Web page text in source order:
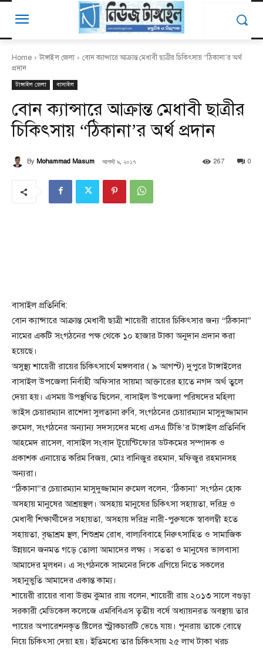
Home টাঙ্গাইল জেলা
বোন ক্যান্সারে আক্রান্ত মেধাবী ছাত্রীর চিকিৎসায় “ঠিকানা’র অর্থ
প্রদান
টাঙ্গাইল জেলা বাসাইল
বোন ক্যান্সারে আক্রান্ত মেধাবী ছাত্রীর
চিকিৎসায় “ঠিকানা’র অর্থ প্রদান
By Mohammad Masum আগস্ট ৯, ২০১৭ 0
267
বাসাইল প্রতিনিধি:
বোন ক্যান্সারে আক্রান্ত মেধাবী ছাত্রী শায়েরী রায়ের চিকিৎসার জন্য “ঠিকানা”
নামের একটি সংগঠনের পক্ষ থেকে ১০ হাজার টাকা অনুদান প্রদান করা
হয়েছে।
অসুস্থ্য শায়েরী রায়ের চিকিৎসার্থে মঙ্গলবার ( ৯ আগস্ট) দুপুরে টাঙ্গাইলের
বাসাইল উপজেলা নির্বাহী অফিসার সায়মা আক্তারের হাতে নগদ অর্থ তুলে
দেয়া হয়। এসময় উপস্থথিত ছিলেন, বাসাইল উপজেলা পরিষদের মহিলা
ভাইস চেয়ারম্যান রাশেদা সুলতানা রুবি, সংগঠনের চেয়ারম্যান মাসুদুজ্জামান
রুমেল, সংগঠনের অন্যান্য সদস্যদের মধ্যে এসএ টিভি’র টাঙ্গাইল প্রতিনিধি
আহমেদ রাসেল, বাসাইল সংবাদ টুয়েন্টিফোর ডটকমের সম্পাদক ও
প্রকাশক এনায়েত করিম বিজয়, মোঃ বানিজুর রহমান, মফিজুর রহমানসহ
অন্যরা।
“ঠিকানা”র চেয়ারম্যান মাসুদুজ্জামান রুমেল বলেন, ‘ঠিকানা’ সংগঠন হোক
অসহায় মানুষের আশ্রয়স্থল। অসহায় মানুষের চিকিৎসা সহায়তা, দরিদ্র ও
মেধাবী শিক্ষার্থীদের সহায়তা, অসহায় দরিদ্র নারী-পুরুষকে স্বাবলম্বী হতে
সহায়তা, বৃদ্ধাশ্রম স্থল, শিশুশ্রম রোধ, বাল্যবিবাহে নিরুৎসাহিত ও সামাজিক
উন্নয়নে জনমত গড়ে তোলা আমাদের লক্ষ্য । সততা ও মানুষের ভালবাসা
আমাদের মূলধন। এ সংগঠনকে সামনের দিকে এগিয়ে নিতে সকলের
সহানুভুতি আমাদের একান্ত কাম্য।
শায়েরী রায়ের বাবা উত্তম কুমার রায় বলেন, শায়েরী রায় ২০১৩ সালে বগুড়া
সরকারী মেডিকেল কলেজে এমবিবিএস তৃতীয় বর্ষে অধ্যায়নরত অবস্থায় তার
পায়ের অপারেশনকৃত ষ্টিলের স্ট্রাকচারটি ভেঙে যায়। পূনরায় তাকে বোম্বে
নিয়ে চিকিৎসা দেয়া হয়। ইতিমধ্যে তার চিকিৎসায় ২৫ লাখ টাকা খরচ